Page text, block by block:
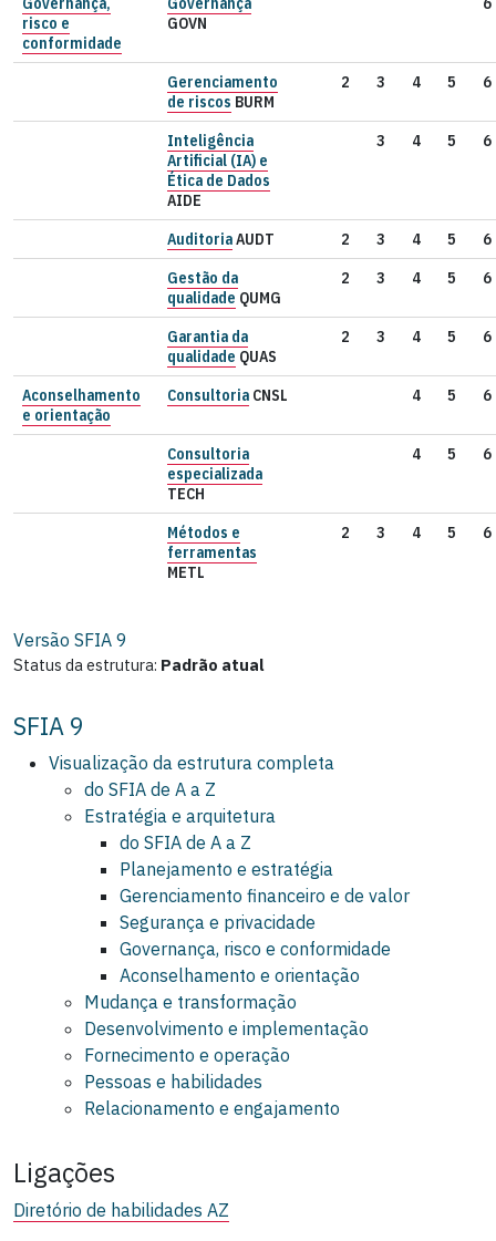
risco e
conformidade
GOVN
Gerenciamento
de riscos BURM
2 3 4 5 6
Inteligência
Artificial (IA) e
Ética de Dados
AIDE
3 4 5 6
AuditoriaAUDT 2 3 4 5
6
Gestão da
qualidade QUMG
2 3 4 5 6
Garantia da
qualidade QUAS
2 3 4 5 6
Aconselhamento
e orientação
Consultoria CNSL 4 5 6
Consultoria
especializada
TECH
4 5 6
Métodos e
ferramentas
METL
2 3 4 5 6
Versão SFIA 9
Status da estrutura: Padrão atual
SFIA 9
Visualização da estrutura completa
do SFIA de A a Z
Estratégia e arquitetura
do SFIA de A a Z
Planejamento e estratégia
Gerenciamento financeiro e de valor
Segurança e privacidade
Governança, risco e conformidade
Aconselhamento e orientação
Mudança e transformação
Desenvolvimento e implementação
Fornecimento e operação
Pessoas e habilidades
Relacionamento e engajamento
Ligações
Diretório de habilidades AZ